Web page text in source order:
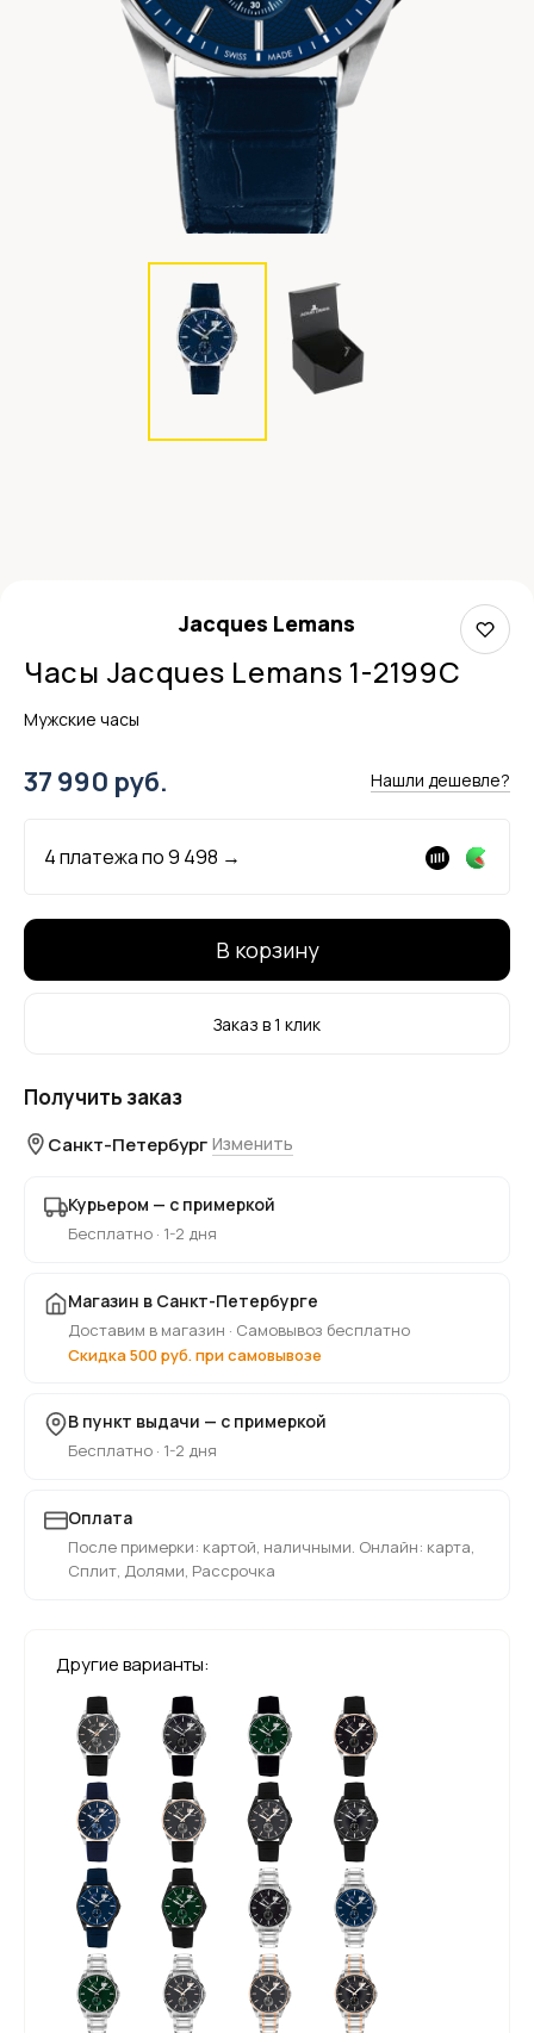
Jacques Lemans
Часы Jacques Lemans 1-2199C
Мужские часы
37 990 руб. Нашли дешевле?
4 платежа по9 498 →
В корзину
Заказ в 1 клик
Получить заказ
Санкт-Петербург Изменить
Курьером — с примеркой
Бесплатно · 1-2 дня
Магазин в Санкт-Петербурге
Доставим в магазин · Самовывоз бесплатно
Скидка 500 руб. при самовывозе
В пункт выдачи — с примеркой
Бесплатно · 1-2 дня
Оплата
После примерки: картой, наличными. Онлайн: карта,
Сплит, Долями, Рассрочка
Другие варианты: